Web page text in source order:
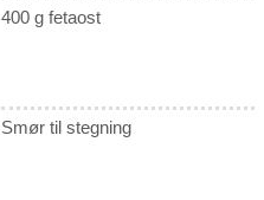
400 g fetaost
Smør til stegning